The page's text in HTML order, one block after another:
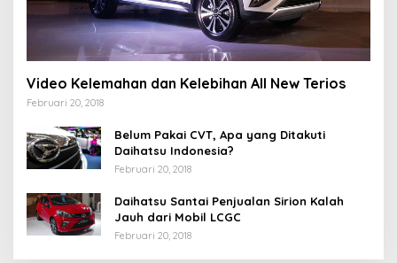
Video Kelemahan dan Kelebihan All New Terios
Februari 20, 2018
Belum Pakai CVT, Apa yang Ditakuti
Daihatsu Indonesia?
Februari 20, 2018
Daihatsu Santai Penjualan Sirion Kalah
Jauh dari Mobil LCGC
Februari 20, 2018